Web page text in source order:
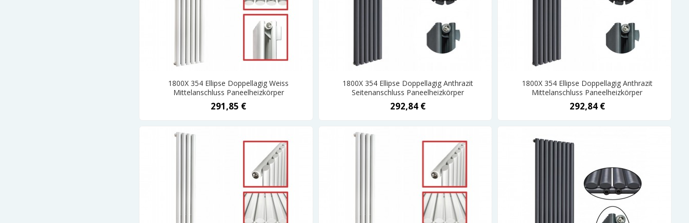
1800X 354 Ellipse Doppellagig Weiss
Mittelanschluss Paneelheizkörper
291,85 €
1800X 354 Ellipse Doppellagig Anthrazit
Seitenanschluss Paneelheizkörper
292,84 €
1800X 354 Ellipse Doppellagig Anthrazit
Mittelanschluss Paneelheizkörper
292,84 €